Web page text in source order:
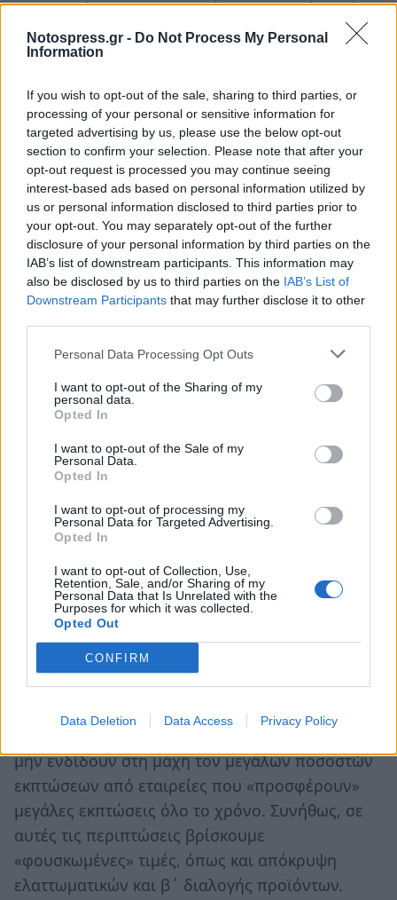
Notospress.gr - Do Not Process My Personal
Information
If you wish to opt-out of the sale, sharing to third parties, or
processing of your personal or sensitive information for
targeted advertising by us, please use the below opt-out
section to confirm your selection. Please note that after your
opt-out request is processed you may continue seeing
interest-based ads based on personal information utilized by
us or personal information disclosed to third parties prior to
your opt-out. You may separately opt-out of the further
disclosure of your personal information by third parties on the
IAB’s list of downstream participants. This information may
also be disclosed by us to third parties on the IAB’s List of
Downstream Participants that may further disclose it to other
Personal Data Processing Opt Outs
I want to opt-out of the Sharing of my
personal data.
Opted In
I want to opt-out of the Sale of my
Personal Data.
Opted In
I want to opt-out of processing my
Personal Data for Targeted Advertising.
Opted In
I want to opt-out of Collection, Use,
Retention, Sale, and/or Sharing of my
Personal Data that Is Unrelated with the
Purposes for which it was collected.
Opted Out
CONFIRM
Data Deletion Data Access Privacy Policy
της επιχείρησης να αναγράψει ποσοστό. Η κάθε
παροχή πρέπει να ταυτίζεται με απόλυτη
ακρίβεια με την αναγγελία, οικονομικά,
2. Οι εκπτώσεις αφορούν προϊόντα που λόγω
τέλους εποχής και αλλαγής σεζόν εκποιούνται
σε χαμηλότερες τιμές. Σε περίπτωση που
πωλούνται ελαττωματικά προϊόντα, οι
καταστηματάρχες είναι υποχρεωμένοι να
ενημερώνουν με ανάλογη σήμανση τον
καταναλωτή, ότι πρόκειται για τέτοιο προϊόν και
μόνο σε αυτή την περίπτωση υπάρχει δικαίωμα
άρνησης αλλαγής αυτού του είδους. Αλλαγές και
επιστροφές προϊόντων γίνονται όπως συνήθως,
την πολιτική που ακολουθεί η κάθε επιχείρηση.
Σε περίπτωση άρνησης αλλαγών κατά την
διάρκεια των εκπτώσεων, πρέπει να υπάρχει
ειδική σήμανση σε εμφανές σημείο του
καταναλωτικό κοινό.
3. Οι καταναλωτές, πριν τις εκπτώσεις, πρέπει
να κάνουν έρευνα αγοράς στις βιτρίνες για
έλεγχο τιμών, ώστε να διασφαλίσουν την
καλύτερη δυνατή τιμή που προκύπτει μετά την
έκπτωση και να ξεχωρίσουν τα καταστήματα που
θα πρέπει να εμπιστευτούν. Συνιστούμε στους
καταναλωτές να μην παρασύρονται από
μην ενδίδουν στη μάχη τον μεγάλων ποσοστών
εκπτώσεων από εταιρείες που «προσφέρουν»
μεγάλες εκπτώσεις όλο το χρόνο. Συνήθως, σε
αυτές τις περιπτώσεις βρίσκουμε
«φουσκωμένες» τιμές, όπως και απόκρυψη
ελαττωματικών και β΄ διαλογής προϊόντων.